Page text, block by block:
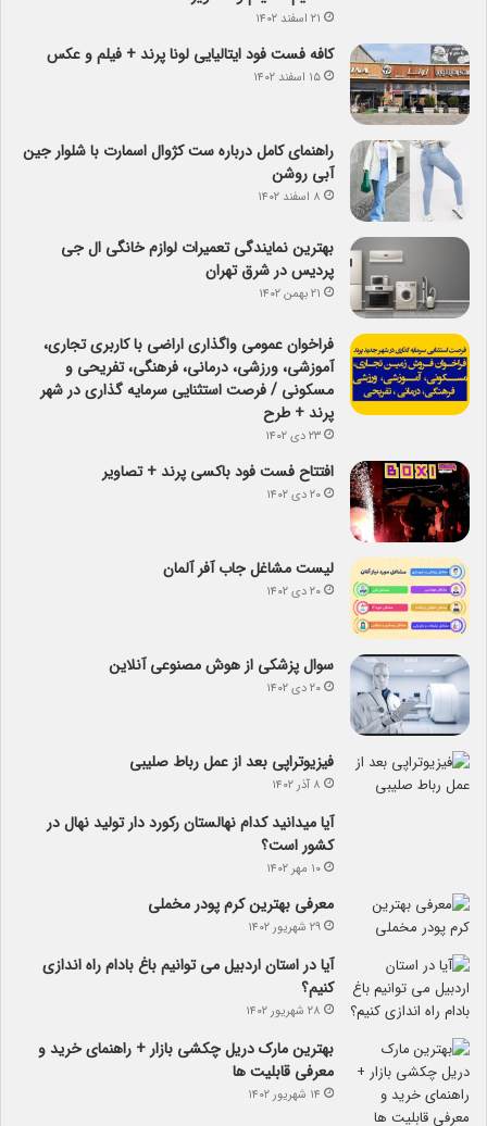
۲۱ اسفند ۱۴۰۲
کافه فست فود ایتالیایی لونا پرند + فیلم و عکس
۱۵ اسفند ۱۴۰۲
راهنمای کامل درباره ست کژوال اسمارت با شلوار جین
آبی روشن
۸ اسفند ۱۴۰۲
بهترین نمایندگی تعمیرات لوازم خانگی ال جی
پردیس در شرق تهران
۲۱ بهمن ۱۴۰۲
فراخوان عمومی واگذاری اراضی با کاربری تجاری،
آموزشی، ورزشی، درمانی، فرهنگی، تفریحی و
مسکونی / فرصت استثنایی سرمایه گذاری در شهر
پرند + طرح
۲۳ دی ۱۴۰۲
افتتاح فست فود باکسی پرند + تصاویر
۲۰ دی ۱۴۰۲
لیست مشاغل جاب آفر آلمان
۲۰ دی ۱۴۰۲
سوال پزشکی از هوش مصنوعی آنلاین
۲۰ دی ۱۴۰۲
فیزیوتراپی بعد از عمل رباط صلیبی
۸ آذر ۱۴۰۲
آیا می­دانید کدام نهالستان رکورد دار تولید نهال­ در
کشور است؟
۱۰ مهر ۱۴۰۲
معرفی بهترین کرم پودر مخملی
۲۹ شهریور ۱۴۰۲
آیا در استان اردبیل می توانیم باغ بادام راه اندازی
کنیم؟
۲۸ شهریور ۱۴۰۲
بهترین مارک دریل چکشی بازار + راهنمای خرید و
معرفی قابلیت ها
۱۴ شهریور ۱۴۰۲